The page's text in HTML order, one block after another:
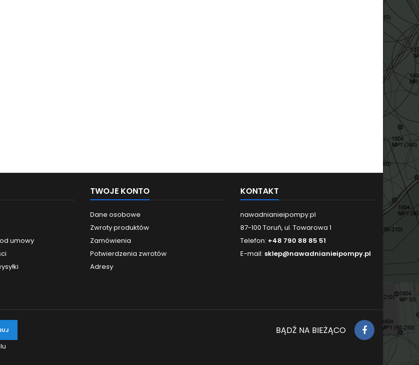
umowy
TWOJE KONTO
Dane osobowe
Zwroty produktów
Zamówienia
Potwierdzenia zwrotów
Adresy
KONTAKT
nawadnianieipompy.pl
87-100 Toruń, ul. Towarowa 1
Telefon: +48 790 88 85 51
E-mail: sklep@nawadnianieipompy.pl
BĄDŹ NA BIEŻĄCO